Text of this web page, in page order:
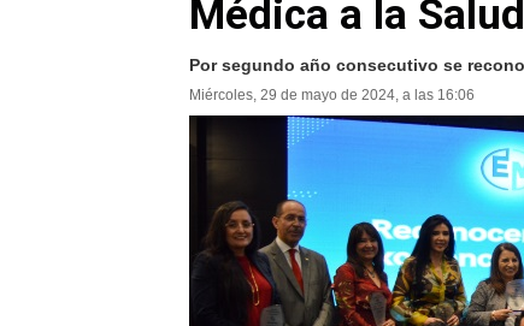
Médica a la
Por segundo año consecutivo se
Miércoles, 29 de mayo de 2024, a las 16:06